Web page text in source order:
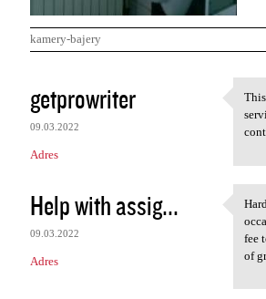
kamery-bajery
K
o
m
e
n
t
a
r
getprowriter
09.03.2022
Adres
Help with assig...
09.03.2022
Adres
fee
of